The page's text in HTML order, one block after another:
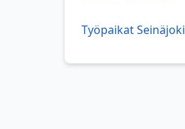
Työpaikat Seinäjoki